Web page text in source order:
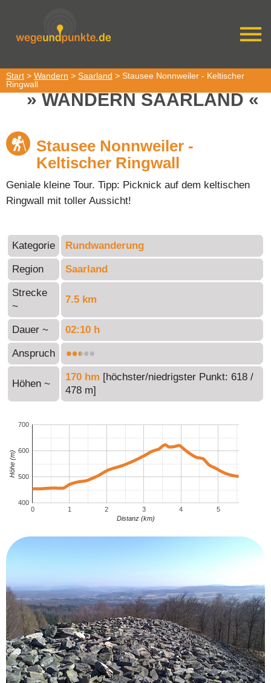
Start > Wandern > Saarland > Stausee Nonnweiler - Keltischer
Ringwall
WANDERN SAARLAND
Stausee Nonnweiler -
Keltischer Ringwall
Geniale kleine Tour. Tipp: Picknick auf dem keltischen
Ringwall mit toller Aussicht!
Kategorie Rundwanderung
Region Saarland
Strecke
~
7.5 km
Dauer ~ 02:10 h
Anspruch
Höhen ~
170 hm [höchster/niedrigster Punkt: 618 /
478 m]
0 1 2 3 4 5
400
500
600
700
Distanz (km)
Höhe (m)